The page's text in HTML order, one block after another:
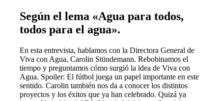
Según el lema «Agua para todos,
todos para el agua».
En esta entrevista, hablamos con la Directora General de
Viva con Agua, Carolin Stündemann. Rebobinamos el
tiempo y preguntamos cómo surgió la idea de Viva con
Agua. Spoiler: El fútbol juega un papel importante en este
sentido. Carolin también nos da a conocer los distintos
proyectos y los éxitos que ya han celebrado. Quizá ya